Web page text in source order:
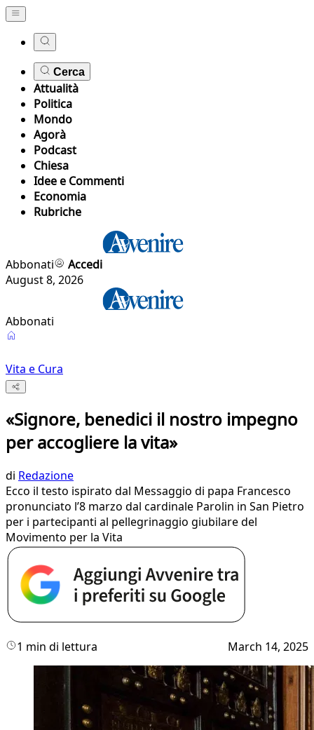
Cerca
Attualità
Politica
Mondo
Agorà
Podcast
Chiesa
Idee e Commenti
Economia
Rubriche
Abbonati
Accedi
August 8, 2026
Abbonati
Vita e Cura
«Signore, benedici il nostro impegno
per accogliere la vita»
di Redazione
Ecco il testo ispirato dal Messaggio di papa Francesco
pronunciato l’8 marzo dal cardinale Parolin in San Pietro
per i partecipanti al pellegrinaggio giubilare del
Movimento per la Vita
1 min di lettura March 14, 2025